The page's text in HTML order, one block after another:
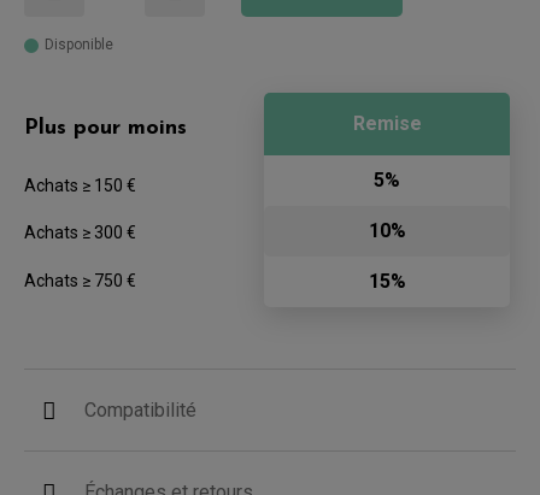
Disponible
Plus pour moins
Achats ≥ 150 €
Achats ≥ 300 €
Achats ≥ 750 €
Remise
5%
10%
15%
Compatibilité